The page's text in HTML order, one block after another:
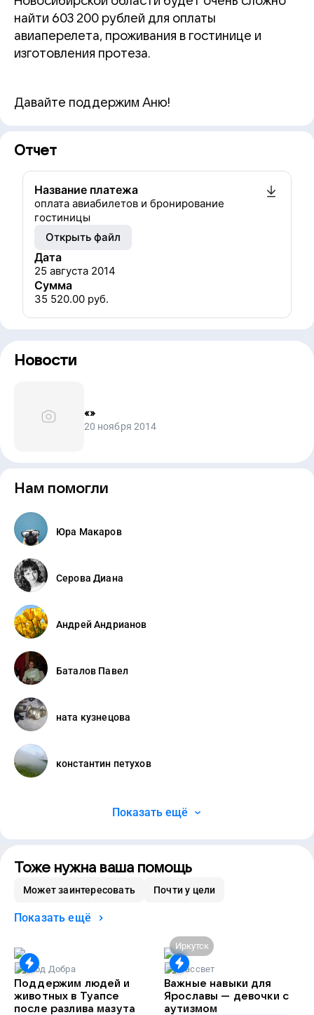
найти 603 200 рублей для оплаты
авиаперелета, проживания в гостинице и
изготовления протеза.
Давайте поддержим Аню!
Отчет
Название платежа
оплата авиабилетов и бронирование
гостиницы
Открыть файл
Дата
25 августа 2014
Сумма
35 520.00 руб.
Новости
«»
20 ноября 2014
Нам помогли
Юра Макаров
Серова Диана
Андрей Андрианов
Баталов Павел
ната кузнецова
константин петухов
Показать ещё
Тоже нужна ваша помощь
Может заинтересовать Почти у цели
Показать ещё
Код Добра
Поддержим людей и
животных в Туапсе
после разлива мазута
Иркутск
Рассвет
Важные навыки для
Ярославы — девочки с
аутизмом